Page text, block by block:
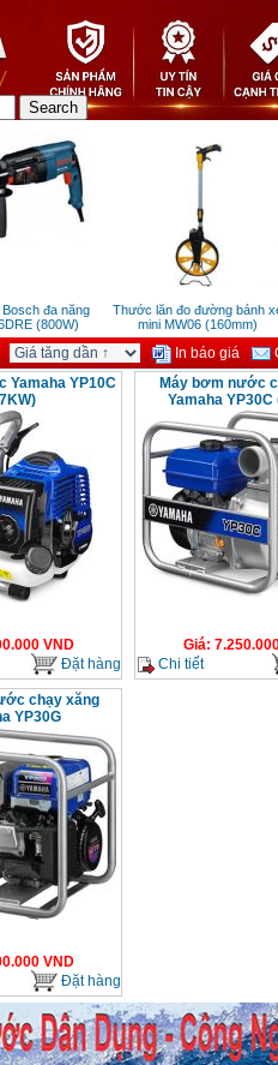
đa năng
(800W)
Thước lăn đo đường bánh xe
mini MW06 (160mm)
In báo giá
Yamaha YP10C
VND
Đặt hàng
Máy bơm nước
Yamaha YP30C
Giá:
Chi tiết
chạy xăng
YP30G
VND
Đặt hàng